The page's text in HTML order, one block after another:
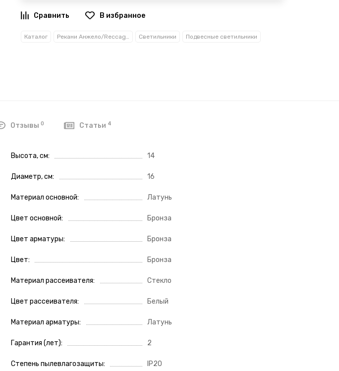
В избранное
Каталог Рекани Анжело/Reccagni Angelo Светильники Подвесные светильники
Отзывы 0 Статьи 4
Высота, см 14
Диаметр, см 16
Материал основной Латунь
Цвет основной Бронза
Цвет арматуры Бронза
Цвет Бронза
Материал рассеивателя Стекло
Цвет рассеивателя Белый
Материал арматуры Латунь
Гарантия (лет) 2
Степень пылевлагозащиты IP20